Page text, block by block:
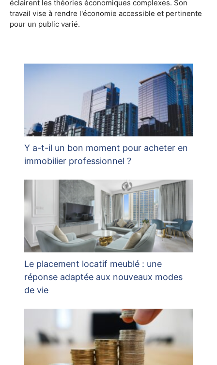
éclairent les théories économiques complexes. Son
travail vise à rendre l'économie accessible et pertinente
pour un public varié.
Y a-t-il un bon moment pour acheter en
immobilier professionnel ?
Le placement locatif meublé : une
réponse adaptée aux nouveaux modes
de vie